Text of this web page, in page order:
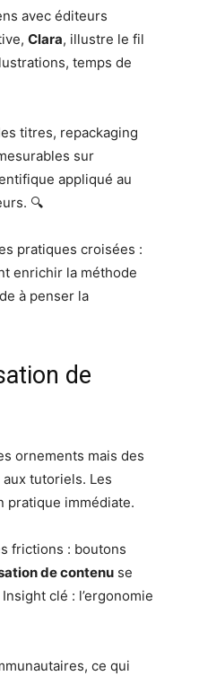
avec éditeurs
Clara, illustre le fil
temps de
titres, repackaging
sur
appliqué au
🔍
pratiques croisées :
enrichir la méthode
à penser la
de
ornements mais des
tutoriels. Les
pratique immédiate.
frictions : boutons
de contenu se
clé : l’ergonomie
ce qui